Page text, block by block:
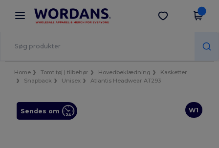
× Wordans-app
Bedre priser i appen!
Hent app
Home Tomt tøj | tilbehør Hovedbeklædning
Kasketter
Snapback
Unisex Atlantis Headwear AT293
W1
Sendes om